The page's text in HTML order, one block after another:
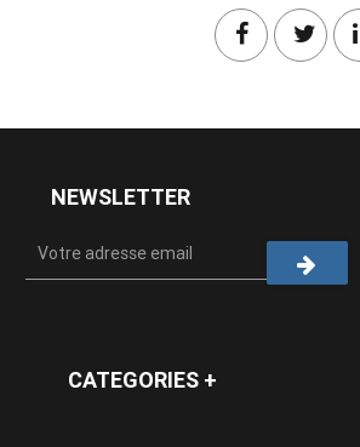
NEWSLETTER
CATEGORIES +